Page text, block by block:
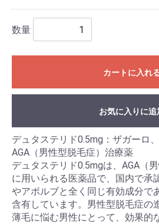
数量
カートに入れ
お気に入りに追
デュタステリド0.5mg：ザガーロ
AGA（男性型脱毛症）治療薬
デュタステリド0.5mgは、AGA（
に用いられる医薬品で、国内で承
やアボルブと全く同じ有効成分で
含有しています。男性型脱毛症の
薄毛に悩む男性にとって、効果的